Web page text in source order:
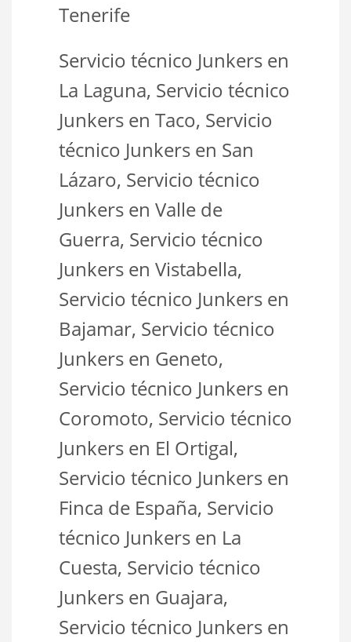
Tenerife
Servicio técnico Junkers en
La Laguna, Servicio técnico
Junkers en Taco, Servicio
técnico Junkers en San
Lázaro, Servicio técnico
Junkers en Valle de
Guerra, Servicio técnico
Junkers en Vistabella,
Servicio técnico Junkers en
Bajamar, Servicio técnico
Junkers en Geneto,
Servicio técnico Junkers en
Coromoto, Servicio técnico
Junkers en El Ortigal,
Servicio técnico Junkers en
Finca de España, Servicio
técnico Junkers en La
Cuesta, Servicio técnico
Junkers en Guajara,
Servicio técnico Junkers en